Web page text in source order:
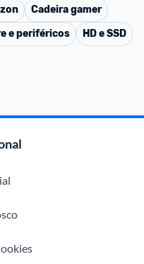
Cadeira gamer
e periféricos
HD e SSD